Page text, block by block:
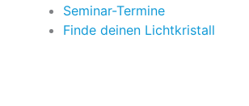
Seminar-Termine
Finde deinen Lichtkristall